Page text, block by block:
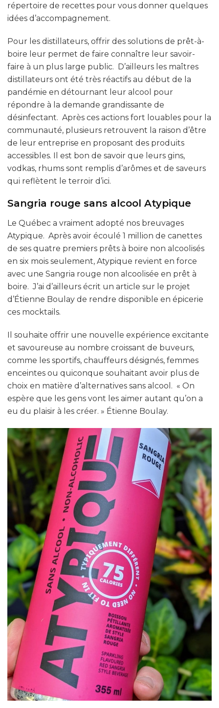
répertoire de recettes pour vous donner quelques
idées d’accompagnement.
Pour les distillateurs, offrir des solutions de prêt-à-
boire leur permet de faire connaître leur savoir-
faire à un plus large public. D’ailleurs les maîtres
distillateurs ont été très réactifs au début de la
pandémie en détournant leur alcool pour
répondre à la demande grandissante de
désinfectant. Après ces actions fort louables pour la
communauté, plusieurs retrouvent la raison d’être
de leur entreprise en proposant des produits
accessibles. Il est bon de savoir que leurs gins,
vodkas, rhums sont remplis d’arômes et de saveurs
qui reflètent le terroir d’ici.
Sangria rouge sans alcool Atypique
Le Québec a vraiment adopté nos breuvages
Atypique. Après avoir écoulé 1 million de canettes
de ses quatre premiers prêts à boire non alcoolisés
en six mois seulement, Atypique revient en force
avec une Sangria rouge non alcoolisée en prêt à
boire. J’ai d’ailleurs écrit un article sur le projet
d’Étienne Boulay de rendre disponible en épicerie
ces mocktails.
Il souhaite offrir une nouvelle expérience excitante
et savoureuse au nombre croissant de buveurs,
comme les sportifs, chauffeurs désignés, femmes
enceintes ou quiconque souhaitant avoir plus de
choix en matière d’alternatives sans alcool. « On
espère que les gens vont les aimer autant qu’on a
eu du plaisir à les créer. » Étienne Boulay.